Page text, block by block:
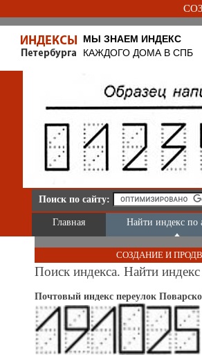
МЫ ЗНАЕМ ИНДЕКС
КАЖДОГО ДОМА В СПБ
Поиск по сайту:
Главная Найти индекс по
СОЗДАНИЕ И
Поиск индекса. Найти индекс
Почтовый индекс переулок